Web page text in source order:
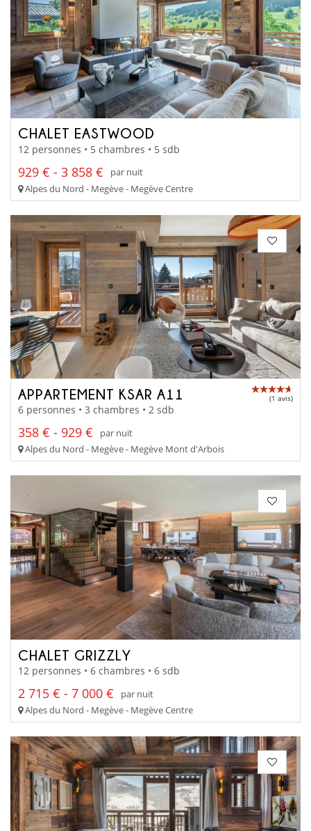
CHALET EASTWOOD
12 personnes • 5 chambres • 5 sdb
929 € - 3 858 €
par nuit
Alpes du Nord - Megève - Megève Centre
APPARTEMENT KSAR A11 (1 avis)
6 personnes • 3 chambres • 2 sdb
358 € - 929 €
par nuit
Alpes du Nord - Megève - Megève Mont d'Arbois
CHALET GRIZZLY
12 personnes • 6 chambres • 6 sdb
2 715 € - 7 000 €
par nuit
Alpes du Nord - Megève - Megève Centre